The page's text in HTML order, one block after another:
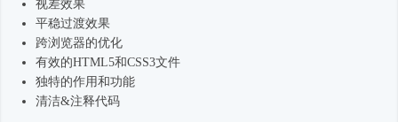
视差效果
平稳过渡效果
跨浏览器的优化
有效的HTML5和CSS3文件
独特的作用和功能
清洁&注释代码